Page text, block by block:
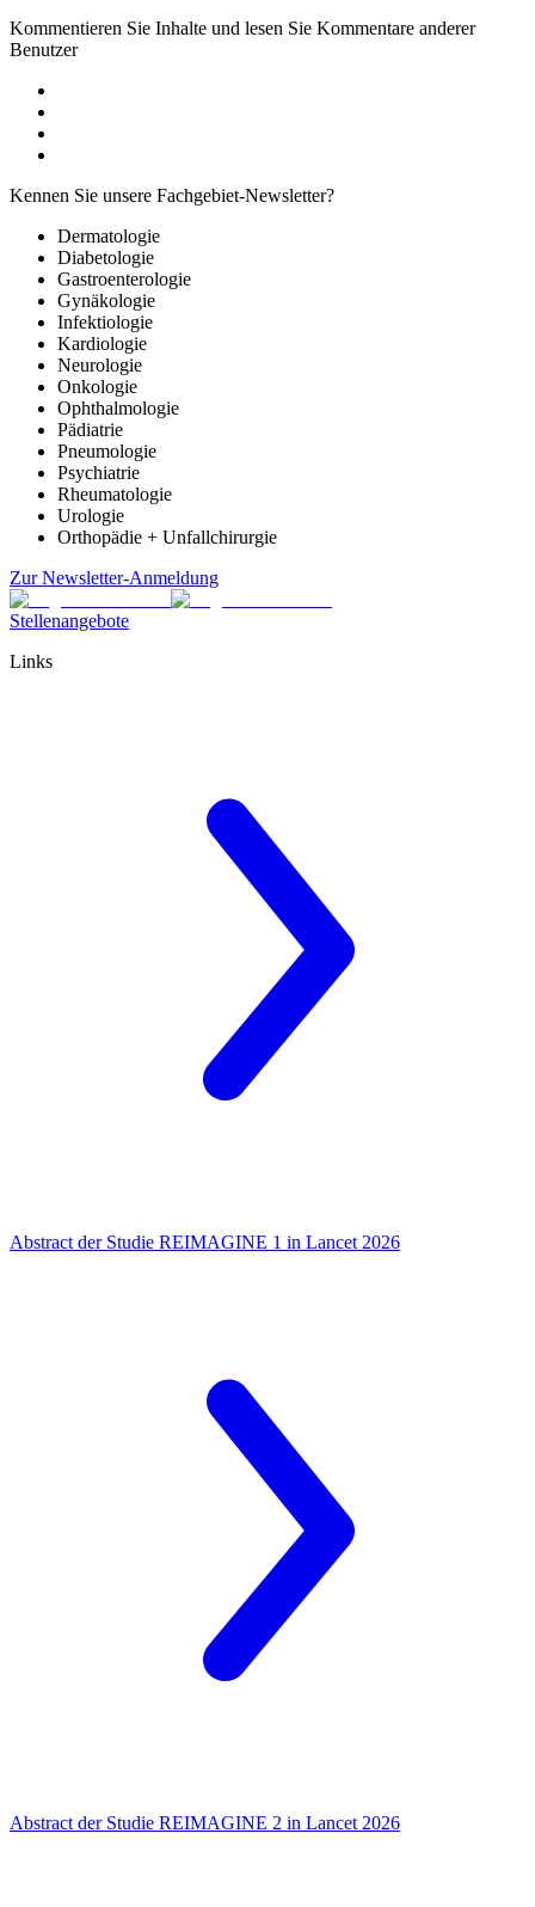
Kommentieren Sie Inhalte und lesen Sie Kommentare anderer
Benutzer
Kennen Sie unsere Fachgebiet-Newsletter?
Dermatologie
Diabetologie
Gastroenterologie
Gynäkologie
Infektiologie
Kardiologie
Neurologie
Onkologie
Ophthalmologie
Pädiatrie
Pneumologie
Psychiatrie
Rheumatologie
Urologie
Orthopädie + Unfallchirurgie
Zur Newsletter-Anmeldung
Stellenangebote
Links
Abstract der Studie REIMAGINE 1 in Lancet 2026
Abstract der Studie REIMAGINE 2 in Lancet 2026